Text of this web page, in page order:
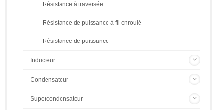
Résistance à traversée
Résistance de puissance à fil enroulé
Résistance de puissance
Inducteur
Condensateur
Supercondensateur